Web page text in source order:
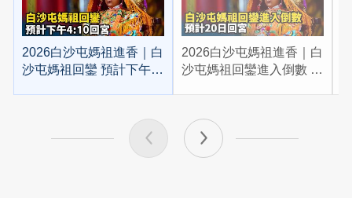
2026白沙屯媽祖進香｜白
沙屯媽祖回鑾 預計下午
2026白沙屯媽祖進香｜白
沙屯媽祖回鑾進入倒數 預